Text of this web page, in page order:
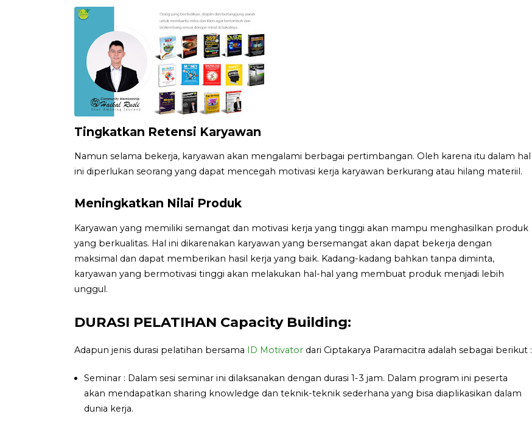
Tingkatkan Retensi Karyawan
Namun selama bekerja, karyawan akan mengalami berbagai pertimbangan. Oleh karena itu dalam hal
ini diperlukan seorang yang dapat mencegah motivasi kerja karyawan berkurang atau hilang materiil.
Meningkatkan Nilai Produk
Karyawan yang memiliki semangat dan motivasi kerja yang tinggi akan mampu menghasilkan produk
yang berkualitas. Hal ini dikarenakan karyawan yang bersemangat akan dapat bekerja dengan
maksimal dan dapat memberikan hasil kerja yang baik. Kadang-kadang bahkan tanpa diminta,
karyawan yang bermotivasi tinggi akan melakukan hal-hal yang membuat produk menjadi lebih
unggul.
DURASI PELATIHAN Capacity Building:
Adapun jenis durasi pelatihan bersama ID Motivator dari Ciptakarya Paramacitra adalah sebagai berikut :
Seminar : Dalam sesi seminar ini dilaksanakan dengan durasi 1-3 jam. Dalam program ini peserta
akan mendapatkan sharing knowledge dan teknik-teknik sederhana yang bisa diaplikasikan dalam
dunia kerja.